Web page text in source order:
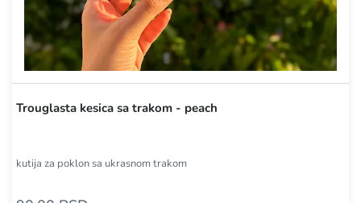
Trouglasta kesica sa trakom - peach
kutija za poklon sa ukrasnom trakom